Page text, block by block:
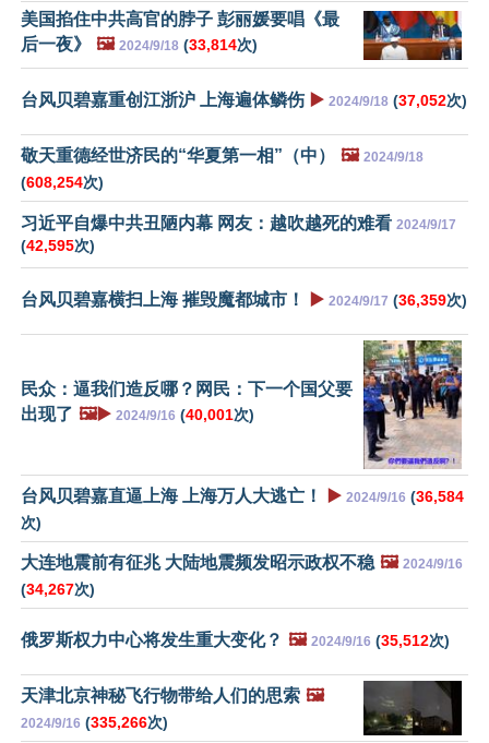
美国掐住中共高官的脖子 彭丽媛要唱《最
后一夜》
🖼️ 2024/9/18 (33,814次)
台风贝碧嘉重创江浙沪 上海遍体鳞伤 ▶️ 2024/9/18 (37,052次)
敬天重德经世济民的“华夏第一相”（中） 🖼️ 2024/9/18
(608,254次)
习近平自爆中共丑陋内幕 网友：越吹越死的难看 2024/9/17
(42,595次)
台风贝碧嘉横扫上海 摧毁魔都城市！ ▶️ 2024/9/17 (36,359次)
民众：逼我们造反哪？网民：下一个国父要
出现了 🖼️▶️ 2024/9/16 (40,001次)
台风贝碧嘉直逼上海 上海万人大逃亡！ ▶️ 2024/9/16 (36,584
次)
大连地震前有征兆 大陆地震频发昭示政权不稳 🖼️ 2024/9/16
(34,267次)
俄罗斯权力中心将发生重大变化？ 🖼️ 2024/9/16 (35,512次)
天津北京神秘飞行物带给人们的思索 🖼️
2024/9/16 (335,266次)